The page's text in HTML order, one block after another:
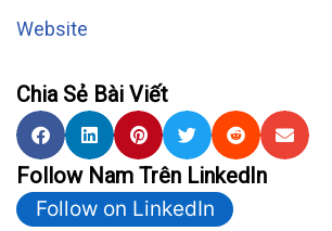
Website
Chia Sẻ Bài Viết
Follow Nam Trên LinkedIn
Follow on LinkedIn